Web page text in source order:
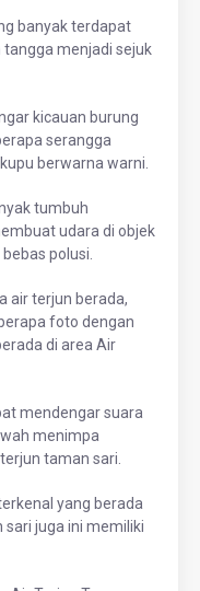
banyak terdapat
menjadi sejuk
kicauan burung
serangga
berwarna warni.
tumbuh
udara di objek
polusi.
air terjun berada,
foto dengan
di area Air
mendengar suara
menimpa
taman sari.
yang berada
sari juga ini memiliki